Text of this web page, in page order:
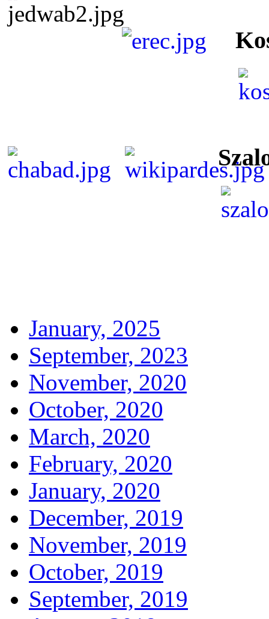
January, 2025
September, 2023
November, 2020
October, 2020
March, 2020
February, 2020
January, 2020
December, 2019
November, 2019
October, 2019
September, 2019